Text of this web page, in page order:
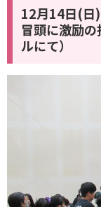
12月14日(日
冒頭に激励
ルにて）